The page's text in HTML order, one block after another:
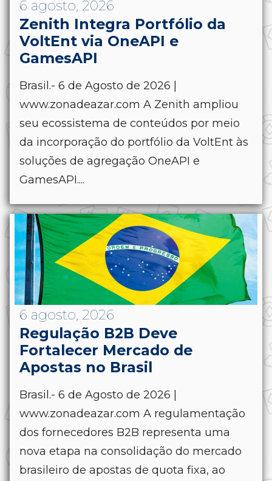
6 agosto, 2026
Zenith Integra Portfólio da
VoltEnt via OneAPI e
GamesAPI
Brasil.- 6 de Agosto de 2026 |
www.zonadeazar.com A Zenith ampliou
seu ecossistema de conteúdos por meio
da incorporação do portfólio da VoltEnt às
soluções de agregação OneAPI e
GamesAPI....
6 agosto, 2026
Regulação B2B Deve
Fortalecer Mercado de
Apostas no Brasil
Brasil.- 6 de Agosto de 2026 |
www.zonadeazar.com A regulamentação
dos fornecedores B2B representa uma
nova etapa na consolidação do mercado
brasileiro de apostas de quota fixa, ao